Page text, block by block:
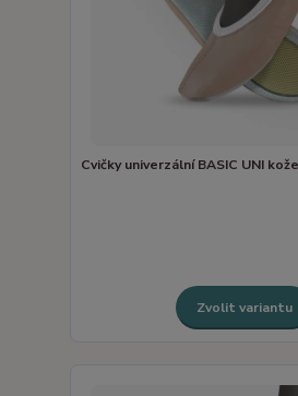
Cvičky univerzální BASIC UNI
Zvolit variantu